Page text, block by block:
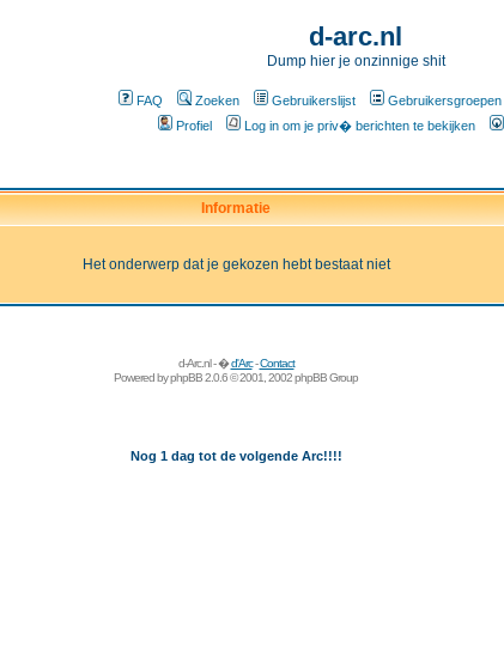
d-arc.nl
Dump hier je onzinnige shit
FAQ Zoeken Gebruikerslijst Gebruikersgroepen
Profiel
Log in om je priv� berichten te bekijken
Informatie
Het onderwerp dat je gekozen hebt bestaat niet
d-Arc.nl - �d'Arc-Contact
Powered byphpBB2.0.6 © 2001, 2002 phpBB Group
Nog 1 dag tot de volgende Arc!!!!